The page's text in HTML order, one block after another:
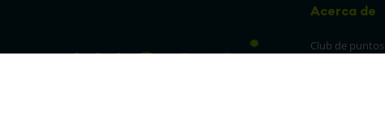
Acerca de
Club de puntos